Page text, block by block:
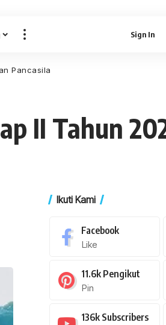
Sign In
Pancasila
II Tahun
Ikuti Kami
Facebook
Like
11.6k Pengikut
Pin
136k Subscribers